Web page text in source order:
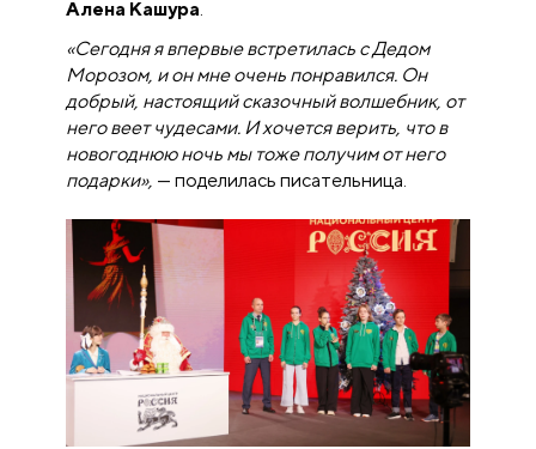
Алена Кашура.
«Сегодня я впервые встретилась с Дедом
Морозом, и он мне очень понравился. Он
добрый, настоящий сказочный волшебник, от
него веет чудесами. И хочется верить, что в
новогоднюю ночь мы тоже получим от него
подарки», — поделилась писательница.